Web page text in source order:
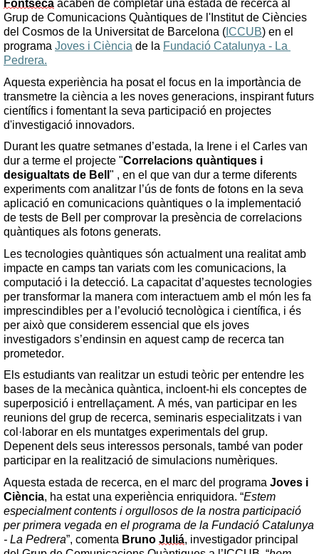
Fontseca acaben de completar una estada de recerca al
Grup de Comunicacions Quàntiques de l'Institut de Ciències
del Cosmos de la Universitat de Barcelona ( ICCUB) en el
programa Joves i Ciència de la Fundació Catalunya - La
Pedrera.
Aquesta experiència ha posat el focus en la importància de
transmetre la ciència a les noves generacions, inspirant futurs
científics i fomentant la seva participació en projectes
d'investigació innovadors.
Durant les quatre setmanes d’estada, la Irene i el Carles van
dur a terme el projecte "Correlacions quàntiques i
desigualtats de Bell " , en el que van dur a terme diferents
experiments com analitzar l’ús de fonts de fotons en la seva
aplicació en comunicacions quàntiques o la implementació
de tests de Bell per comprovar la presència de correlacions
quàntiques als fotons generats.
Les tecnologies quàntiques són actualment una realitat amb
impacte en camps tan variats com les comunicacions, la
computació i la detecció. La capacitat d’aquestes tecnologies
per transformar la manera com interactuem amb el món les fa
imprescindibles per a l’evolució tecnològica i científica, i és
per això que considerem essencial que els joves
investigadors s’endinsin en aquest camp de recerca tan
prometedor.
Els estudiants van realitzar un estudi teòric per entendre les
bases de la mecànica quàntica, incloent-hi els conceptes de
superposició i entrellaçament. A més, van participar en les
reunions del grup de recerca, seminaris especialitzats i van
col·laborar en els muntatges experimentals del grup.
Depenent dels seus interessos personals, també van poder
participar en la realització de simulacions numèriques.
Aquesta estada de recerca, en el marc del programa Joves i
Ciència, ha estat una experiència enriquidora. “Estem
especialment contents i orgullosos de la nostra participació
per primera vegada en el programa de la Fundació Catalunya
- La Pedrera”, comenta Bruno Juliá, investigador principal